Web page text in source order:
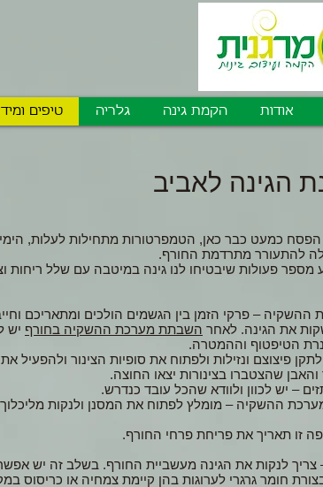
טיפים גלריה הקמת גינה אודות
הגינה לאביב
כמעט כבר כאן, הטמפרטורות מתחילות לעלות,
להתעורר מתרדמת החורף.
מספר פעולות שיבטיחו לנו גינה במיטבה עם שלל ריחות
ההשקיה – פרקי הזמן בין הגשמים הולכים ומתאריכם
את הגינה. לאחר השבתת מערכת ההשקיה בחורף יש
הטיפטוף וההמטרה.
פיצוצם ונזילות ולפתוח את סופיות הצינור ולהפעיל
שהצטברו בצינורות יצאו החוצה.
– יש לכוון ולוודא שהכל עובד כנדרש.
ההשקיה – מומלץ לפתוח את המסנן ולנקות מליכלוך
זו תאריך את פריחת פרחי החורף.
– צריך לנקות את הגינה מעשביית החורף. בשלב זה יש
חומר גרגרי לערוגות בהן קיימת צמחיה או כריסוס